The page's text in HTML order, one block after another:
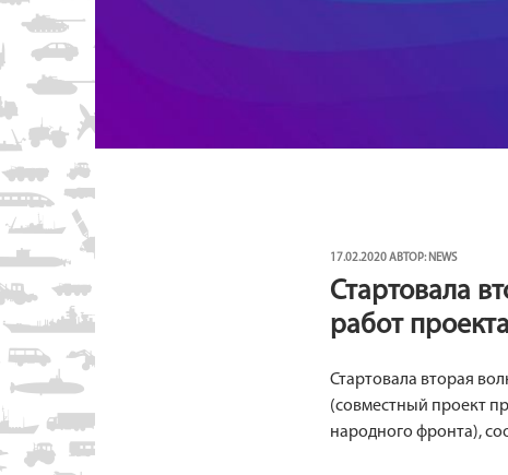
ОПУБЛИКОВАНО
17.02.2020АВТОР: NEWS
Стартовала
работ
Стартовала вторая
(совместный проект
народного фронта),